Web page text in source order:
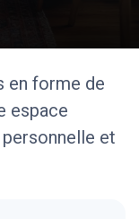
en forme de
espace
et